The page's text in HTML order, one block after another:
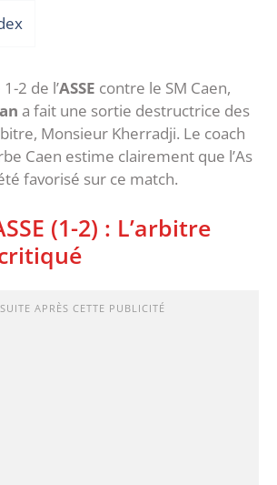
2 de l’ASSE contre le SM Caen,
a fait une sortie destructrice des
Monsieur Kherradji. Le coach
Caen estime clairement que l’As
favorisé sur ce match.
(1-2) : L’arbitre
APRÈS CETTE PUBLICITÉ